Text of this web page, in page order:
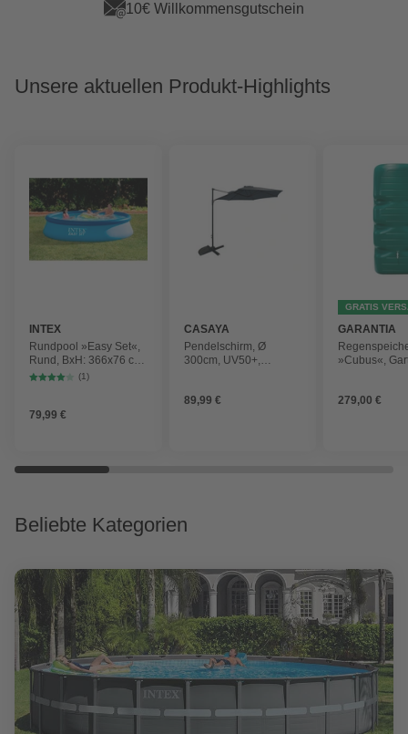
10€ Willkommensgutschein
Unsere aktuellen Produkt-Highlights
INTEX
Rundpool »Easy Set«,
Rund, BxH: 366x76 cm,
blau
(1)
79,99 €
CASAYA
Pendelschirm, Ø
300cm, UV50+,
89,99 €
GRATIS
GARANTIA
»Cubus«,
279,00 €
Beliebte Kategorien